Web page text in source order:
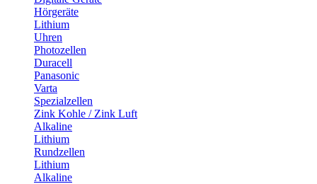
Hörgeräte
Lithium
Uhren
Photozellen
Duracell
Panasonic
Varta
Spezialzellen
Zink Kohle / Zink Luft
Alkaline
Lithium
Rundzellen
Lithium
Alkaline